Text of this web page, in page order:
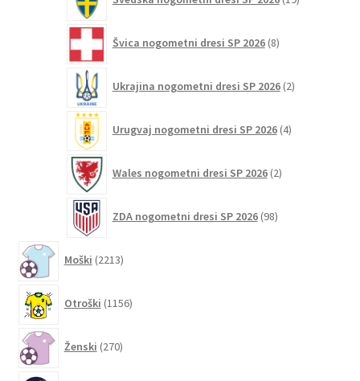
izdelkov
Švica nogometni dresi SP 2026 8izdelkov
Ukrajina nogometni dresi SP 2026 2izdelka
Urugvaj nogometni dresi SP 2026 4izdelki
Wales nogometni dresi SP 2026 2izdelka
ZDA nogometni dresi SP 2026 98izdelkov
Moški 2213izdelkov
Otroški 1156izdelkov
Ženski 270izdelkov